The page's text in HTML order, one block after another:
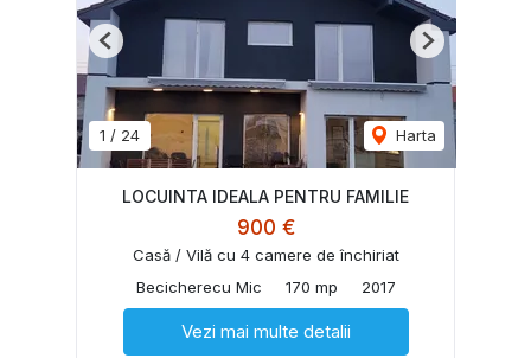
1 / 24 Harta
Previous Next
LOCUINTA IDEALA PENTRU FAMILIE
900 €
Casă / Vilă cu 4 camere de închiriat
Becicherecu Mic
170 mp 2017
Vezi mai multe detalii